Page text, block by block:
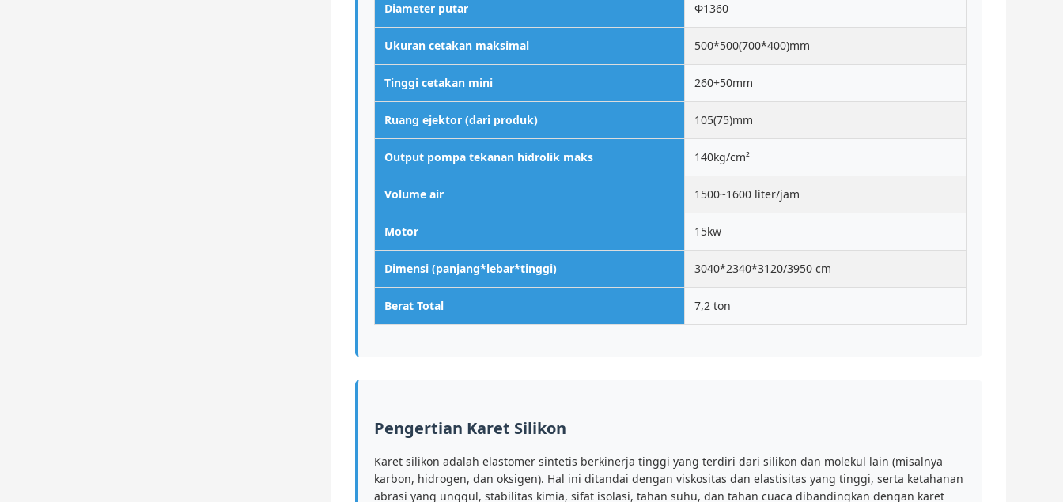
Diameter putar Φ1360
Ukuran cetakan maksimal 500*500(700*400)mm
Tinggi cetakan mini 260+50mm
Ruang ejektor (dari produk) 105(75)mm
Output pompa tekanan hidrolik maks 140kg/cm²
Volume air 1500~1600 liter/jam
Motor 15kw
Dimensi (panjang*lebar*tinggi) 3040*2340*3120/3950 cm
Berat Total 7,2 ton
Pengertian Karet Silikon
Karet silikon adalah elastomer sintetis berkinerja tinggi yang terdiri dari silikon dan molekul lain (misalnya
karbon, hidrogen, dan oksigen). Hal ini ditandai dengan viskositas dan elastisitas yang tinggi, serta ketahanan
abrasi yang unggul, stabilitas kimia, sifat isolasi, tahan suhu, dan tahan cuaca dibandingkan dengan karet